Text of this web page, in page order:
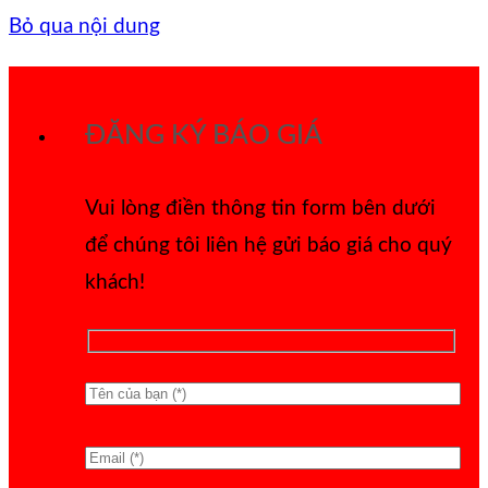
Bỏ qua nội dung
ĐĂNG KÝ BÁO GIÁ
Vui lòng điền thông tin form bên dưới
để chúng tôi liên hệ gửi báo giá cho quý
khách!